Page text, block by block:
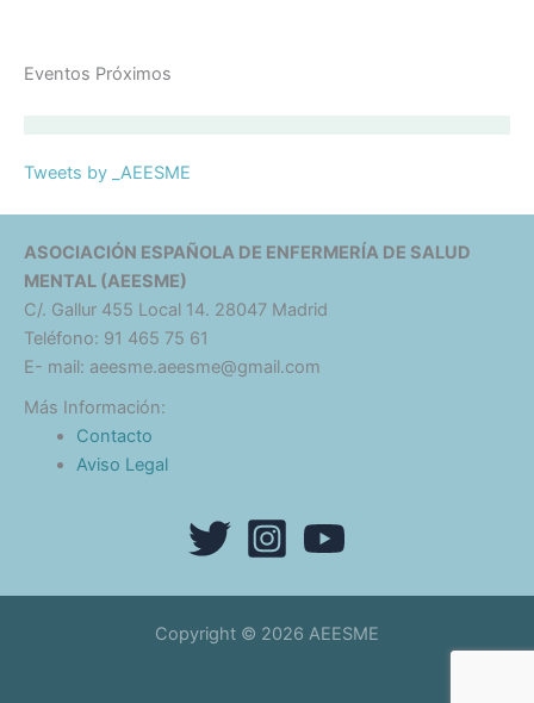
Eventos Próximos
Tweets by _AEESME
ASOCIACIÓN ESPAÑOLA DE ENFERMERÍA DE SALUD
MENTAL (AEESME)
C/. Gallur 455 Local 14. 28047 Madrid
Teléfono: 91 465 75 61
E- mail: aeesme.aeesme@gmail.com
Más Información:
Contacto
Aviso Legal
Copyright © 2026 AEESME